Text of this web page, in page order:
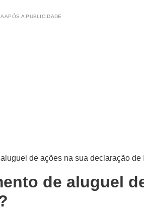
APÓS A PUBLICIDADE
de ações na sua declaração de
de aluguel